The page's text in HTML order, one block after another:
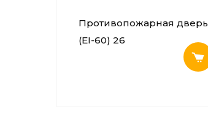
Противопожарная дверь
(EI-60) 26